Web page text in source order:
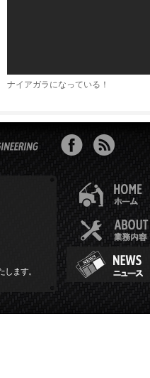
ナイアガラになっている！
ます。